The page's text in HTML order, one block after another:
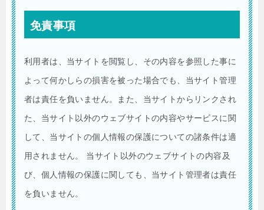
免責事項
利用者は、当サイトを閲覧し、その内容を参照した事に
よって何かしらの損害を被った場合でも、当サイト管理
者は責任を負いません。また、当サイトからリンクされ
た、当サイト以外のウェブサイトの内容やサービスに関
して、当サイトの個人情報の保護についての諸条件は適
用されません。 当サイト以外のウェブサイトの内容及
び、個人情報の保護に関しても、当サイト管理者は責任
を負いません。